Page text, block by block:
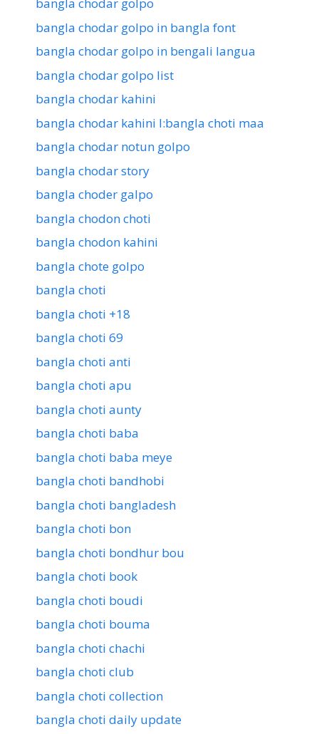
bangla chodar golpo in bangla font
bangla chodar golpo in bengali langua
bangla chodar golpo list
bangla chodar kahini
bangla chodar kahini l:bangla choti maa
bangla chodar notun golpo
bangla chodar story
bangla choder galpo
bangla chodon choti
bangla chodon kahini
bangla chote golpo
bangla choti
bangla choti +18
bangla choti 69
bangla choti anti
bangla choti apu
bangla choti aunty
bangla choti baba
bangla choti baba meye
bangla choti bandhobi
bangla choti bangladesh
bangla choti bon
bangla choti bondhur bou
bangla choti book
bangla choti boudi
bangla choti bouma
bangla choti chachi
bangla choti club
bangla choti collection
bangla choti daily update